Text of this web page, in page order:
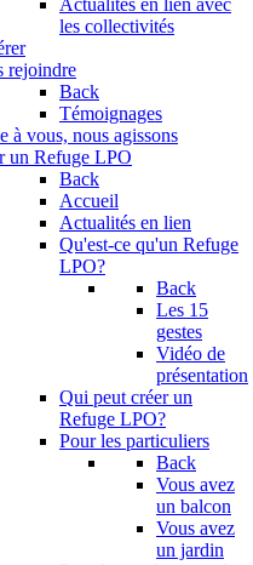
Actualités en lien avec
les collectivités
rejoindre
Back
Témoignages
à vous, nous agissons
un Refuge LPO
Back
Accueil
Actualités en lien
Qu'est-ce qu'un Refuge
LPO?
Back
Les 15
gestes
Vidéo de
présentation
Qui peut créer un
Refuge LPO?
Pour les particuliers
Back
Vous avez
un balcon
Vous avez
un jardin